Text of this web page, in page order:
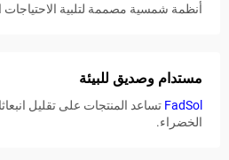
أنظمة شمسية مصممة لتلبية الاحتياجات
مستدام وصديق للبيئة
FadSolتساعد المنتجات على تقليل
الخضراء.